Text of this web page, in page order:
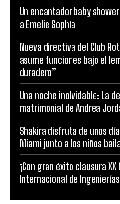
Un encantador baby
a Emelie Sophía
Nueva directiva del Club
asume funciones bajo el
duradero”
Una noche inolvidable: La
matrimonial de Andrea
Shakira disfruta de unos
Miami junto a los niños
¡Con gran éxito clausura XX
Internacional de